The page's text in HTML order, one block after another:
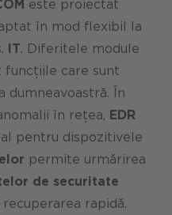
este proiectat
în mod flexibil la
IT. Diferitele module
funcțiile care sunt
dumneavoastră. În
în rețea, EDR
pentru dispozitivele
permite urmărirea
de securitate
rapidă.